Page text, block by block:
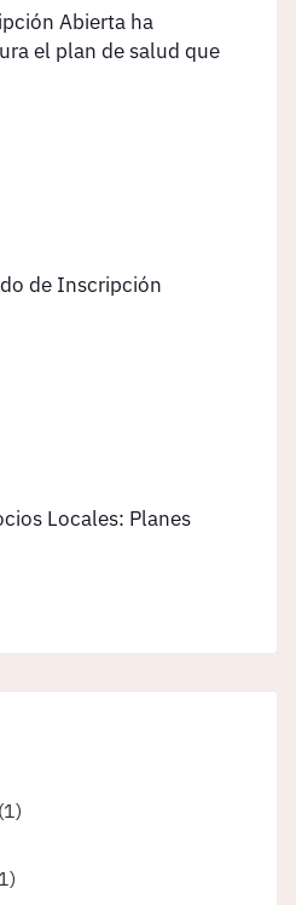
Abierta ha
el plan de salud que
de Inscripción
Locales: Planes
(1)